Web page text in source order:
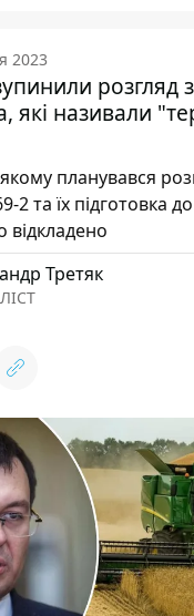
2023
розгляд
які називали
планувався
2 та їх підготовка
відкладено
Третяк